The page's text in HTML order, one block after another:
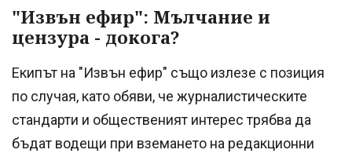
"Извън ефир": Мълчание и
цензура - докога?
Екипът на "Извън ефир" също излезе с позиция
по случая, като обяви, че журналистическите
стандарти и общественият интерес трябва да
бъдат водещи при вземането на редакционни